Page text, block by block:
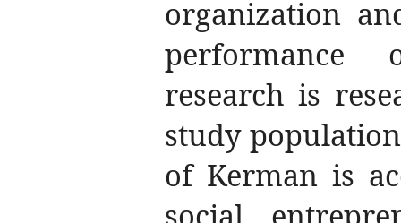
organization
performance
research is
study
of Kerman is